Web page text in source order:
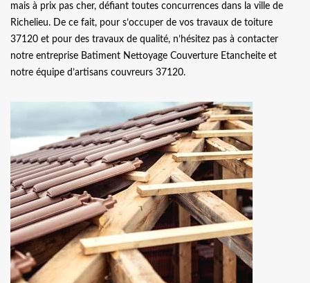
mais à prix pas cher, défiant toutes concurrences dans la ville de
Richelieu. De ce fait, pour s’occuper de vos travaux de toiture
37120 et pour des travaux de qualité, n’hésitez pas à contacter
notre entreprise Batiment Nettoyage Couverture Etancheite et
notre équipe d’artisans couvreurs 37120.